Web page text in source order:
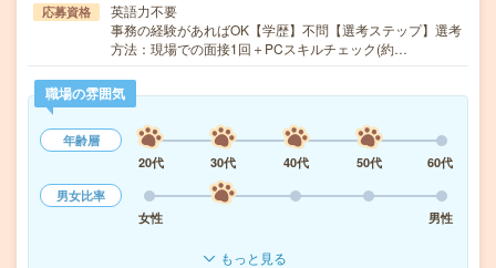
応募資格
英語力不要
事務の経験があればOK【学歴】不問【選考ステップ】選考
方法：現場での面接1回＋PCスキルチェック(約…
職場の雰囲気
年齢層
20代
30代 40代 50代
60代
男女比率
女性
男性
もっと見る